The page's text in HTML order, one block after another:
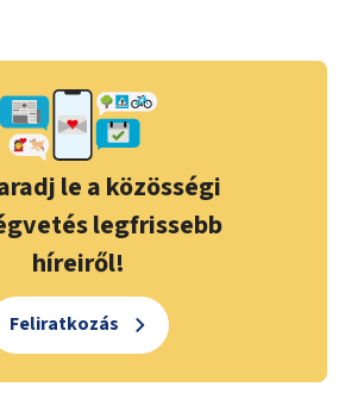
le a közösségi
legfrissebb
híreiről!
Feliratkozás